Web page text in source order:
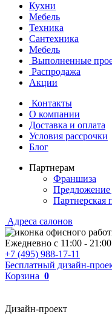
Кухни
Мебель
Техника
Сантехника
Мебель
Выполненные
Распродажа
Акции
Контакты
О компании
Доставка и оплата
Условия рассрочки
Блог
Партнерам
Франшиза
Предложение
Партнерская
Адреса салонов
Ежедневно с 11:00 - 21:00
+7 (495) 988-17-11
Бесплатный дизайн-
Корзина 0
Дизайн-проект